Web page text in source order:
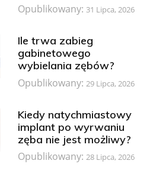
Opublikowany: 31 Lipca, 2026
Ile trwa zabieg
gabinetowego
wybielania zębów?
Opublikowany:29 Lipca, 2026
Kiedy natychmiastowy
implant po wyrwaniu
zęba nie jest możliwy?
Opublikowany:28 Lipca, 2026